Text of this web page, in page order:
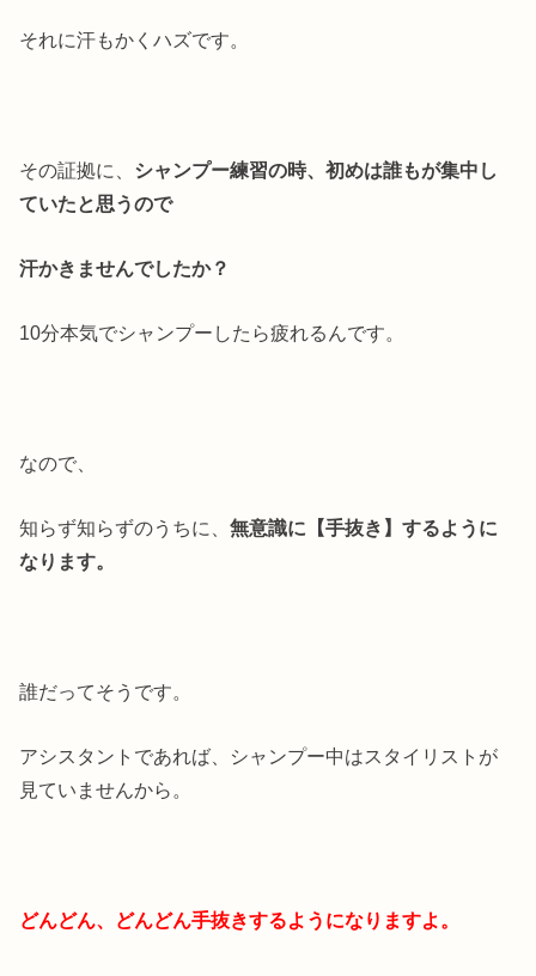
それに汗もかくハズです。
その証拠に、 シャンプー練習の時、初めは誰もが集中し
ていたと思うので
汗かきませんでしたか？
10分本気でシャンプーしたら疲れるんです。
なので、
知らず知らずのうちに、無意識に【手抜き】するように
なります。
誰だってそうです。
アシスタントであれば、シャンプー中はスタイリストが
見ていませんから。
どんどん、どんどん手抜きするようになりますよ。